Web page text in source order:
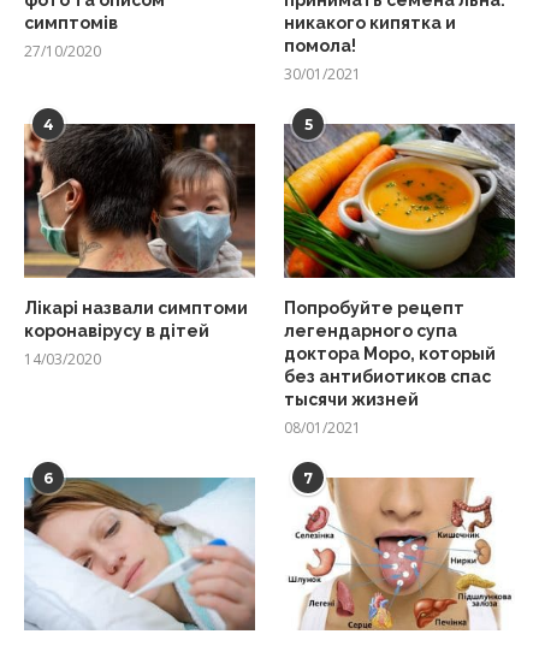
симптомів
27/10/2020
никакого кипятка и
помола!
30/01/2021
4
Лікарі назвали симптоми
коронавірусу в дітей
14/03/2020
5
Попробуйте рецепт
легендарного супа
доктора Моро, который
без антибиотиков спас
тысячи жизней
08/01/2021
6 7